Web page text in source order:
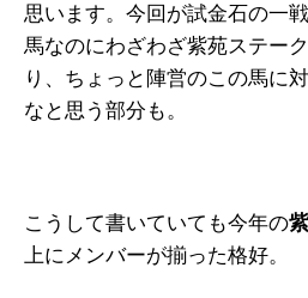
思います。今回が試金石の一
馬なのにわざわざ紫苑ステー
り、ちょっと陣営のこの馬に
なと思う部分も。
こうして書いていても今年の
上にメンバーが揃った格好。